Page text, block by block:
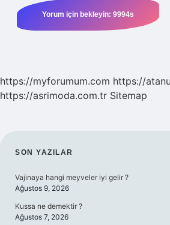
https://myforumum.com https://
https://asrimoda.com.tr Sitemap
SIDEBAR
SON YAZILAR
Vajinaya hangi meyveler iyi gelir ?
Ağustos 9, 2026
Kussa ne demektir ?
Ağustos 7, 2026